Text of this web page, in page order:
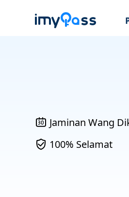
Jaminan Wang
100% Selamat